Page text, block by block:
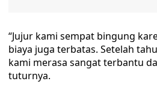
“Jujur kami sempat bingung
biaya juga terbatas. Setelah
kami merasa sangat terbantu
tuturnya.